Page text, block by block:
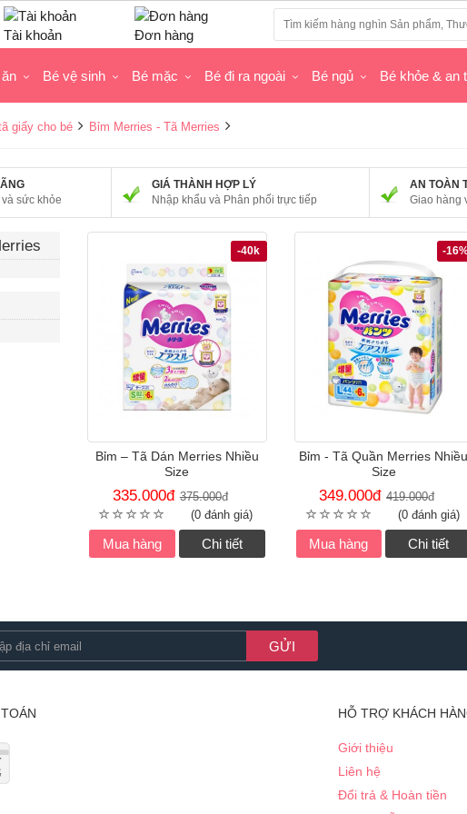
Tài khoản Đơn hàng
Bé vệ sinh Bé mặc Bé đi ra ngoài Bé ngủ Bé khỏe & an
giấy cho bé Bỉm Merries - Tã Merries
sức khỏe
GIÁ THÀNH HỢP LÝ
Nhập khẩu và Phân phối trực tiếp
AN TOÀN
Giao hàng
-40k
Bỉm – Tã Dán Merries Nhiều
Size
335.000đ 375.000đ
(0 đánh giá)
Mua hàng Chi tiết
-
Bỉm - Tã Quần Merries Nhiều
Size
349.000đ 419.000đ
(0 đánh giá)
Mua hàng Chi tiết
HỖ TRỢ KHÁCH
Giới thiệu
Liên hệ
Đổi trả & Hoàn tiền